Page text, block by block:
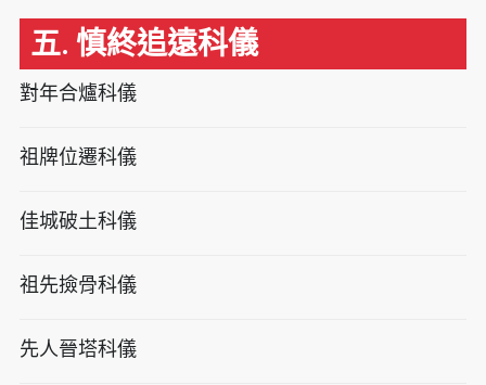
五. 慎終追遠科儀
對年合爐科儀
祖牌位遷科儀
佳城破土科儀
祖先撿骨科儀
先人晉塔科儀